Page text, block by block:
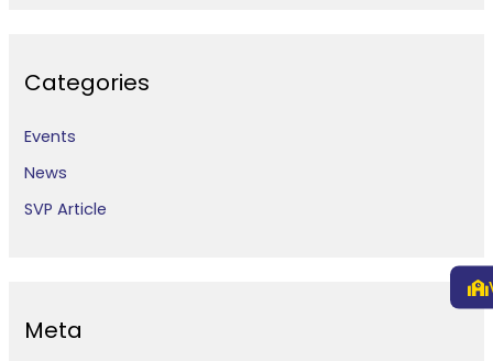
Categories
Events
News
SVP Article
Meta